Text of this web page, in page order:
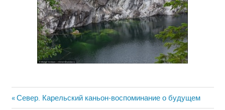
Previous
Север. Карельский каньон-воспоминание о будущем